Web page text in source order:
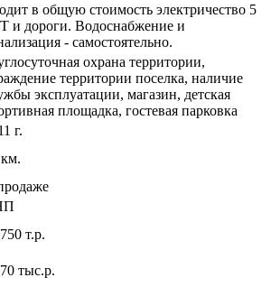
в общую стоимость электричество 5
и дороги. Водоснабжение и
- самостоятельно.
охрана территории,
территории поселка, наличие
эксплуатации, магазин, детская
площадка, гостевая парковка
г.
т.р.
тыс.р.